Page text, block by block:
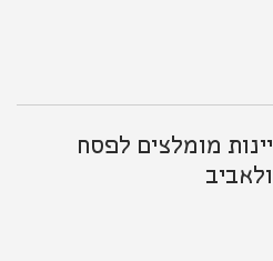
יינות מומלצים לפסח
ולאביב